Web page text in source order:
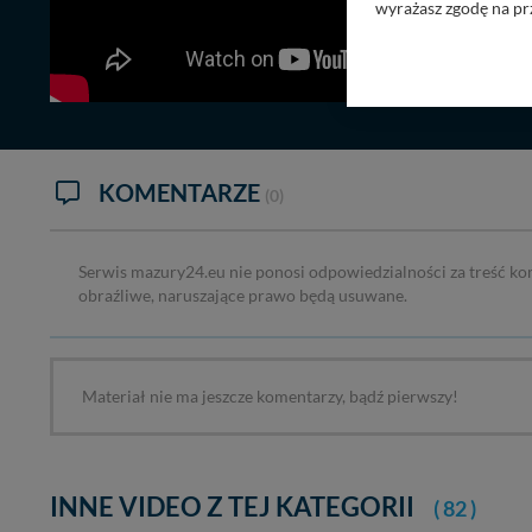
KOMENTARZE (0)
Serwis mazury24.eu nie ponosi odpowiedzialności za treść
obraźliwe, naruszające prawo będą usuwane.
Materiał nie ma jeszcze komentarzy, bądź pierwszy!
INNE VIDEO Z TEJ KATEGORII ( 82 )
wyrażasz zgodę na
Wyjątkiem jest
informacji
przypadkach nie
Dziękujemy, i